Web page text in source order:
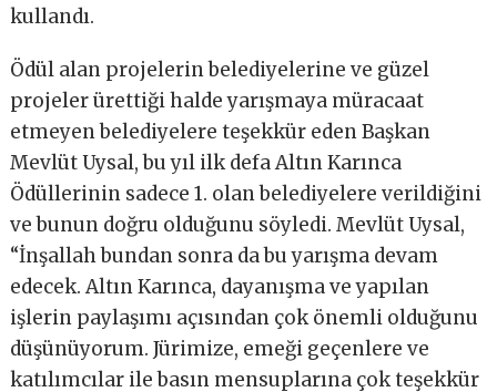
kullandı.
Ödül alan projelerin belediyelerine ve güzel
projeler ürettiği halde yarışmaya müracaat
etmeyen belediyelere teşekkür eden Başkan
Mevlüt Uysal, bu yıl ilk defa Altın Karınca
Ödüllerinin sadece 1. olan belediyelere verildiğini
ve bunun doğru olduğunu söyledi. Mevlüt Uysal,
“İnşallah bundan sonra da bu yarışma devam
edecek. Altın Karınca, dayanışma ve yapılan
işlerin paylaşımı açısından çok önemli olduğunu
düşünüyorum. Jürimize, emeği geçenlere ve
katılımcılar ile basın mensuplarına çok teşekkür